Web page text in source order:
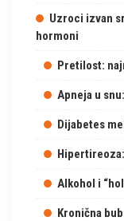
Uzroci izvan
hormoni
Pretilost:
Apneja u
Dijabetes
Alkohol i
Kronična